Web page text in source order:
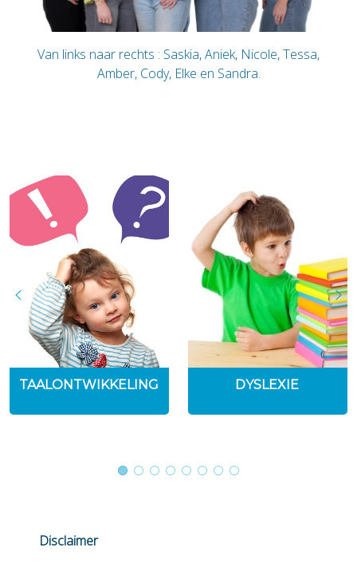
Van links naar rechts : Saskia, Aniek, Nicole, Tessa,
Amber, Cody, Elke en Sandra.
TAALONTWIKKELING DYSLEXIE
Disclaimer